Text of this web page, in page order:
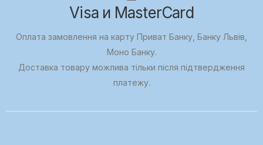
Visa и MasterCard
Оплата замовлення на карту Приват Банку, Банку Львів,
Моно Банку.
Доставка товару можлива тільки після підтвердження
платежу.